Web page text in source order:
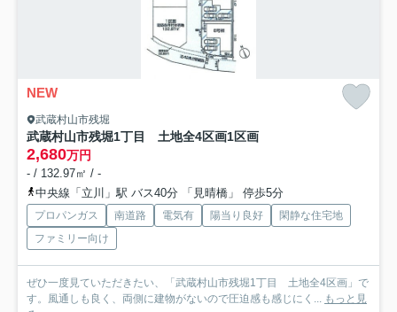
NEW
武蔵村山市残堀
武蔵村山市残堀1丁目 土地全4区画1区画
2,680万円
- / 132.97㎡ / -
中央線「立川」駅 バス40分 「見晴橋」 停歩5分
プロパンガス 南道路 電気有 陽当り良好
閑静な住宅地
ファミリー向け
ぜひ一度見ていただきたい、「武蔵村山市残堀1丁目 土地全4区画」で
す。風通しも良く、両側に建物がないので圧迫感も感じにく... もっと見